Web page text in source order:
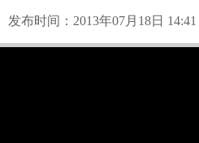
发布时间：2013年07月18日 14:41